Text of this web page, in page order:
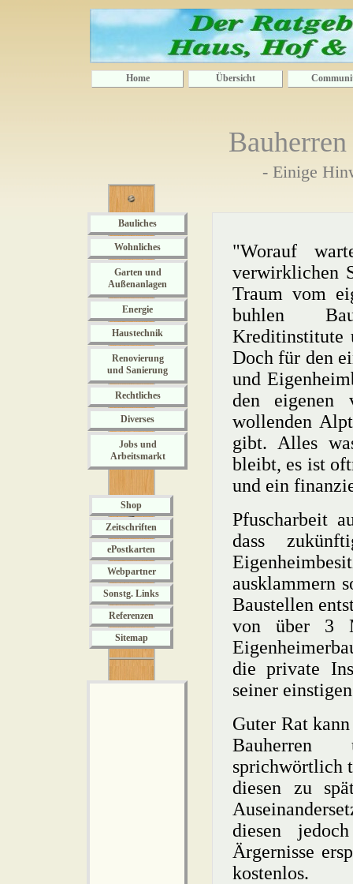
Home Übersicht
- Einige
Bauliches
Wohnliches
Garten und
Außenanlagen
Energie
Haustechnik
Renovierung
und Sanierung
Rechtliches
Diverses
Jobs und
Arbeitsmarkt
Shop
Zeitschriften
ePostkarten
Webpartner
Sonstg. Links
Referenzen
Sitemap
"Worauf
verwirklichen
Traum vom
buhlen
Kreditinstitute
Doch für den
und
den eigenen
wollenden
gibt. Alles
bleibt, es ist
und ein
Pfuscharbeit
dass
ausklammern
Baustellen
von über 3
die private
seiner
Guter Rat
Bauherren
sprichwörtlich
diesen zu
diesen
Ärgernisse
kostenlos.